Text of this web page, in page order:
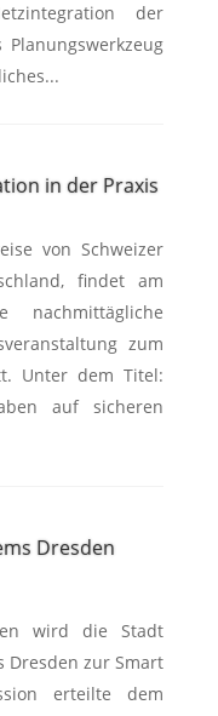
der
in der Praxis
von Schweizer
findet am
nachmittägliche
zum
Unter dem Titel:
auf sicheren
Dresden
wird die Stadt
Dresden zur Smart
erteilte dem